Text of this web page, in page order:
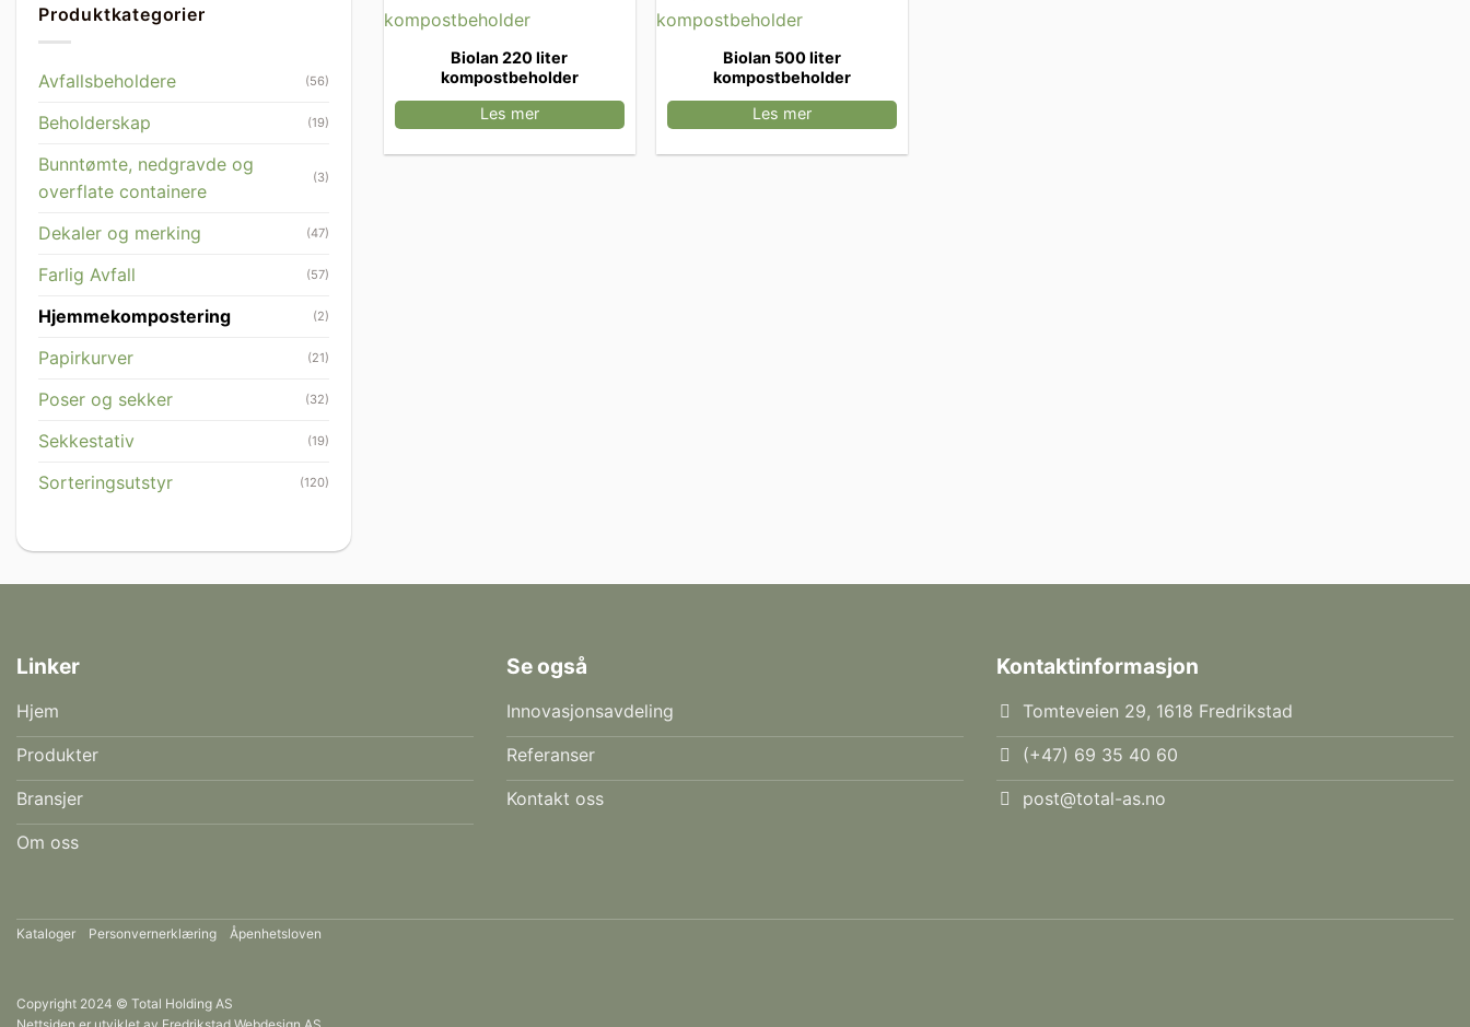
Produktkategorier
Avfallsbeholdere (56)
Beholderskap (19)
Bunntømte, nedgravde og
overflate containere
(3)
Dekaler og merking (47)
Farlig Avfall (57)
Hjemmekompostering (2)
Papirkurver (21)
Poser og sekker (32)
Sekkestativ (19)
Sorteringsutstyr (120)
Biolan 220 liter
kompostbeholder
Les mer
Biolan 500 liter
kompostbeholder
Les mer
Linker
Hjem
Produkter
Bransjer
Om oss
Se også
Innovasjonsavdeling
Referanser
Kontakt oss
Kontaktinformasjon
Tomteveien 29, 1618 Fredrikstad
(+47) 69 35 40 60
post@total-as.no
Kataloger Personvernerklæring Åpenhetsloven
Copyright 2024 © Total Holding AS